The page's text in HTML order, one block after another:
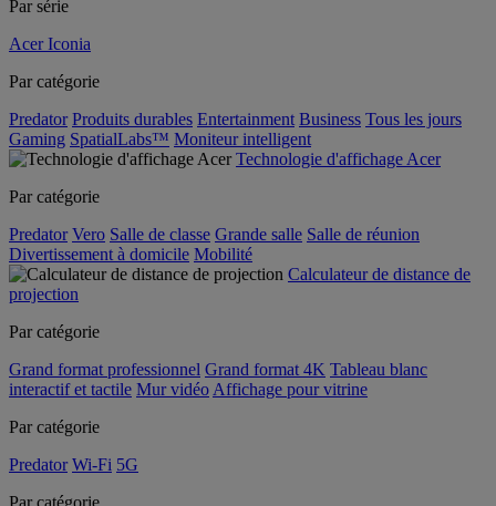
Par série
Acer Iconia
Par catégorie
Predator Produits durables Entertainment Business Tous les jours
Gaming SpatialLabs™ Moniteur intelligent
Technologie d'affichage Acer
Par catégorie
Predator Vero Salle de classe Grande salle Salle de réunion
Divertissement à domicile Mobilité
Calculateur de distance de
projection
Par catégorie
Grand format professionnel Grand format 4K Tableau blanc
interactif et tactile Mur vidéo Affichage pour vitrine
Par catégorie
Predator Wi-Fi 5G
Par catégorie